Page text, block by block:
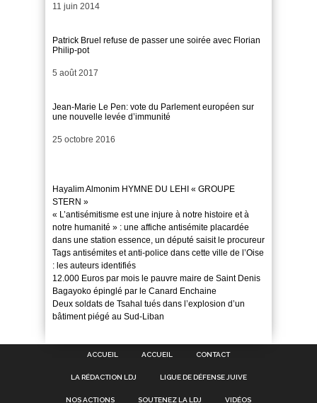
Date
11 juin 2014
Patrick Bruel refuse de passer une soirée avec Florian
Philip-pot
Date
5 août 2017
Jean-Marie Le Pen: vote du Parlement européen sur
une nouvelle levée d’immunité
Date
25 octobre 2016
Hayalim Almonim HYMNE DU LEHI « GROUPE
STERN »
« L’antisémitisme est une injure à notre histoire et à
notre humanité » : une affiche antisémite placardée
dans une station essence, un député saisit le procureur
Tags antisémites et anti-police dans cette ville de l’Oise
: les auteurs identifiés
12.000 Euros par mois le pauvre maire de Saint Denis
Bagayoko épinglé par le Canard Enchaine
Deux soldats de Tsahal tués dans l’explosion d’un
bâtiment piégé au Sud-Liban
ACCUEIL ACCUEIL CONTACT
LA RÉDACTION LDJ LIGUE DE DÉFENSE JUIVE
NOS ACTIONS SOUTENEZ LA LDJ VIDÉOS